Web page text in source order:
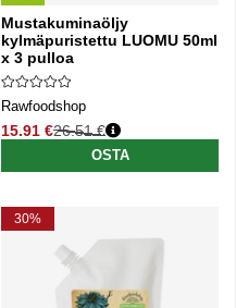
Mustakuminaöljy
kylmäpuristettu LUOMU 50ml
x 3 pulloa
Rawfoodshop
15.91 €
Normaali hinta
26.51 €
OSTA
30%